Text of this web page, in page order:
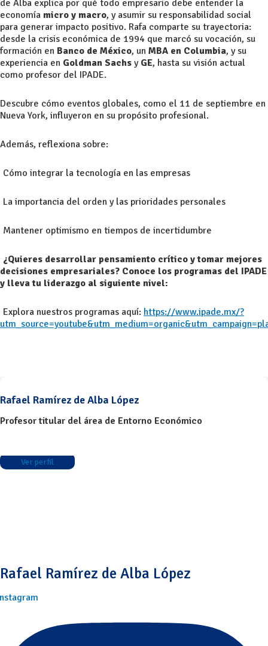
de Alba explica por qué todo empresario debe entender la
economía micro y macro, y asumir su responsabilidad social
para generar impacto positivo. Rafa comparte su trayectoria:
desde la crisis económica de 1994 que marcó su vocación, su
formación en Banco de México, un MBA en Columbia, y su
experiencia en Goldman Sachs y GE, hasta su visión actual
como profesor del IPADE.
Descubre cómo eventos globales, como el 11 de septiembre en
Nueva York, influyeron en su propósito profesional.
Además, reflexiona sobre:
Cómo integrar la tecnología en las empresas
La importancia del orden y las prioridades personales
Mantener optimismo en tiempos de incertidumbre
¿Quieres desarrollar pensamiento crítico y tomar mejores
decisiones empresariales? Conoce los programas del IPADE
y lleva tu liderazgo al siguiente nivel:
Explora nuestros programas aquí: https://www.ipade.mx/?
Rafael Ramírez de Alba López
Profesor titular del área de Entorno Económico
Ver perfil
Rafael Ramírez de Alba López